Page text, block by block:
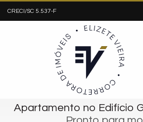
CRECI/SC 5.537-F
Apartamento no Edifício